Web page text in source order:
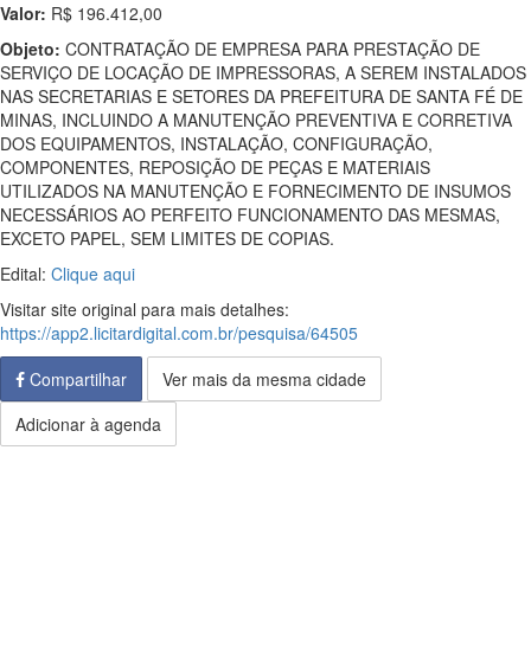
Valor: R$ 196.412,00
Objeto: CONTRATAÇÃO DE EMPRESA PARA PRESTAÇÃO DE
SERVIÇO DE LOCAÇÃO DE IMPRESSORAS, A SEREM INSTALADOS
NAS SECRETARIAS E SETORES DA PREFEITURA DE SANTA FÉ DE
MINAS, INCLUINDO A MANUTENÇÃO PREVENTIVA E CORRETIVA
DOS EQUIPAMENTOS, INSTALAÇÃO, CONFIGURAÇÃO,
COMPONENTES, REPOSIÇÃO DE PEÇAS E MATERIAIS
UTILIZADOS NA MANUTENÇÃO E FORNECIMENTO DE INSUMOS
NECESSÁRIOS AO PERFEITO FUNCIONAMENTO DAS MESMAS,
EXCETO PAPEL, SEM LIMITES DE COPIAS.
Edital: Clique aqui
Visitar site original para mais detalhes:
https://app2.licitardigital.com.br/pesquisa/64505
Compartilhar
Ver mais da mesma cidade
Adicionar à agenda